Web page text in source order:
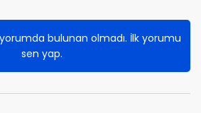
bulunan olmadı. İlk yorumu
sen yap.